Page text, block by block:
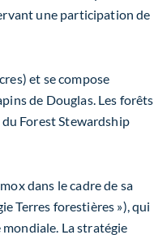
une participation de
et se compose
de Douglas. Les forêts
Forest Stewardship
dans le cadre de sa
Terres forestières »), qui
La stratégie